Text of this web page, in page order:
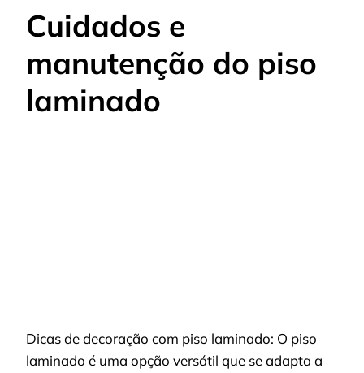
Cuidados e
manutenção do piso
laminado
Dicas de decoração com piso laminado: O piso
laminado é uma opção versátil que se adapta a